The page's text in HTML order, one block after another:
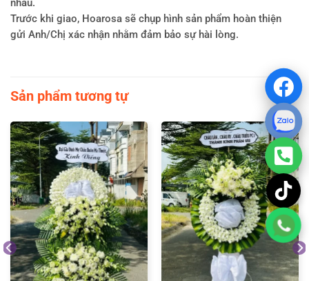
nhau.
Trước khi giao, Hoarosa sẽ chụp hình sản phẩm hoàn thiện
gửi Anh/Chị xác nhận nhằm đảm bảo sự hài lòng.
Sản phẩm tương tự